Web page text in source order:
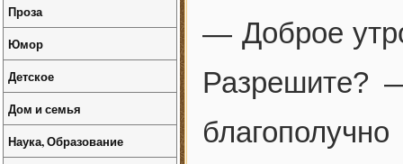
— Доброе
Разрешите?
Проза
Юмор
Детское
Дом и семья
Наука, Образование